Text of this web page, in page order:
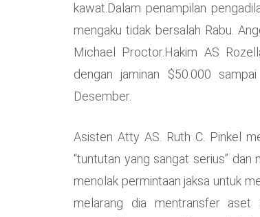
kawat.Dalam penampilan
mengaku tidak bersalah Rabu.
Michael Proctor.Hakim AS
dengan jaminan $50.000
Desember.
Asisten Atty AS. Ruth C. Pinkel
“tuntutan yang sangat serius” dan
menolak permintaan jaksa untuk
melarang dia mentransfer